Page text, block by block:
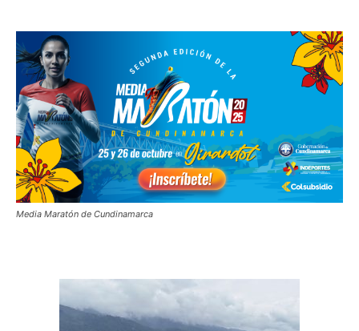
Media Maratón de Cundinamarca